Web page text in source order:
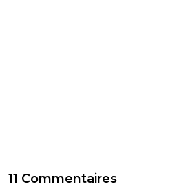
11 Commentaires